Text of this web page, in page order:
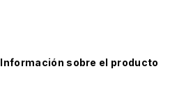
Información sobre el producto